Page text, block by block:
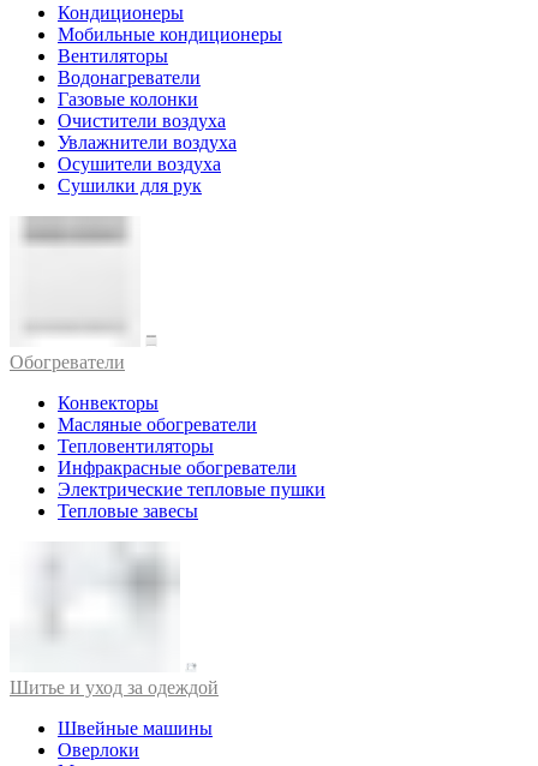
Кондиционеры
Мобильные кондиционеры
Вентиляторы
Водонагреватели
Газовые колонки
Очистители воздуха
Увлажнители воздуха
Осушители воздуха
Сушилки для рук
Обогреватели
Конвекторы
Масляные обогреватели
Тепловентиляторы
Инфракрасные обогреватели
Электрические тепловые пушки
Тепловые завесы
Шитье и уход за одеждой
Швейные машины
Оверлоки